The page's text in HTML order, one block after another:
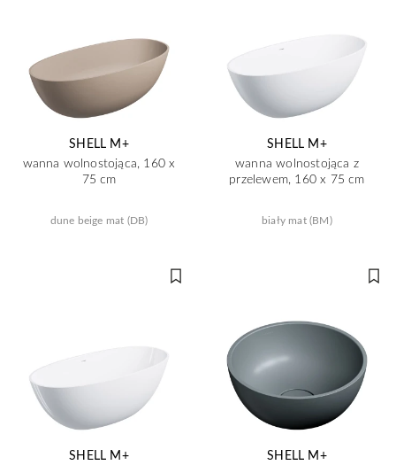
SHELL M+
wanna wolnostojąca, 160 x
75 cm
dune beige mat (DB)
SHELL M+
wanna wolnostojąca z
przelewem, 160 x 75 cm
biały mat (BM)
SHELL M+
SHELL M+